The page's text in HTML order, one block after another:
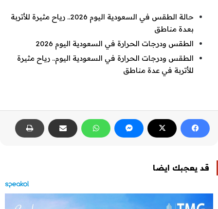
حالة الطقس في السعودية اليوم 2026.. رياح مثيرة للأتربة
بعدة مناطق
الطقس ودرجات الحرارة في السعودية اليوم 2026
الطقس ودرجات الحرارة في السعودية اليوم.. رياح مثيرة
للأتربة في عدة مناطق
قد يعجبك ايضا